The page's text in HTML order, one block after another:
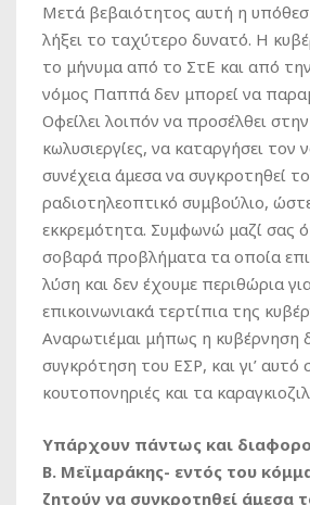
Μετά βεβαιότητος αυτή η
λήξει το ταχύτερο δυνατό. Η
το μήνυμα από το ΣτΕ και από
νόμος Παππά δεν μπορεί να
Οφείλει λοιπόν να προσέλθει
κωλυσιεργίες, να καταργήσει τον
συνέχεια άμεσα να συγκροτηθεί το
ραδιοτηλεοπτικό συμβούλιο,
εκκρεμότητα. Συμφωνώ μαζί σας
σοβαρά προβλήματα τα οποία
λύση και δεν έχουμε περιθώρια
επικοινωνιακά τερτίπια της
Αναρωτιέμαι μήπως η κυβέρνηση
συγκρότηση του ΕΣΡ, και γι’ αυτό
κουτοπονηριές και τα
Υπάρχουν πάντως και
Β. Μεϊμαράκης- εντός του
ζητούν να συγκροτηθεί άμεσα